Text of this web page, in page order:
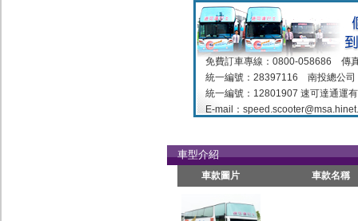
免費訂車專線：0800-058686 傳
統一編號：28397116 南投總公司
統一編號：12801907 速可達通運
E-mail：
車型介紹
車款圖片 車款名稱